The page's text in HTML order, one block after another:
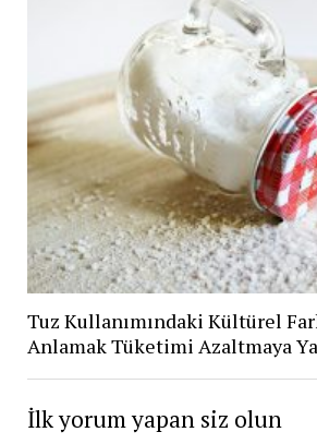
Tuz Kullanımındaki Kültürel
Anlamak Tüketimi Azaltmaya
İlk yorum yapan siz olun